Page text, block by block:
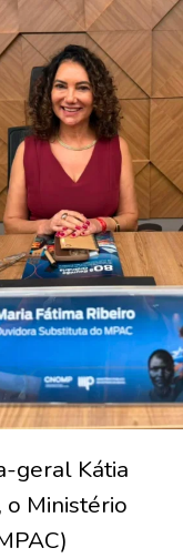
geral Kátia
o Ministério